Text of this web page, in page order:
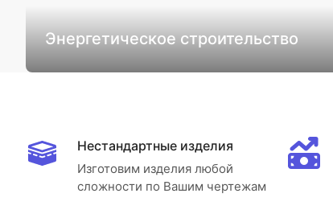
Энергетическое строительство
Нестандартные изделия
Изготовим изделия любой
сложности по Вашим чертежам